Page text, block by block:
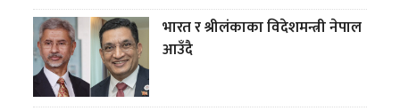
भारत र श्रीलंकाका विदेशमन्त्री नेपाल
आउँदै